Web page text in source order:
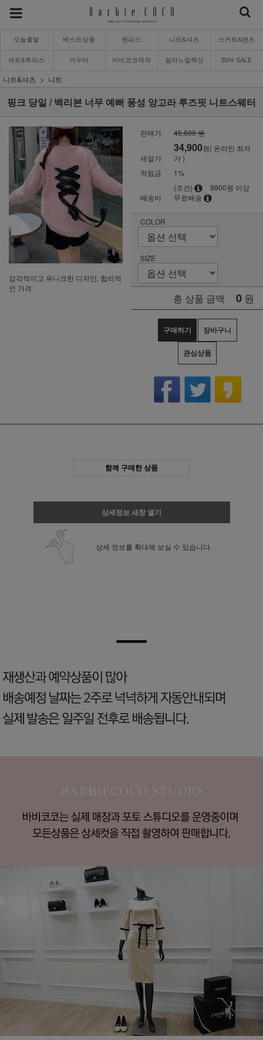
오늘출발 베스트상품 원피스 니트&셔츠 스커트&팬츠
세트&투피스 아우터 바비코코제작 밀라노컬렉션 80% SALE
니트&셔츠 니트
핑크 당일 / 백리본 너무 예뻐 풍성 앙고라 루즈핏 니트스웨터
감각적이고 유니크한 디자인, 합리적
인 가격
판매가 45,600 원
세일가
34,900원( 온라인 최저
가 )
적립금
1%
배송비
(조건)
9900원 이상
무료배송
COLOR
SIZE
총 상품 금액 0 원
구매하기 장바구니
관심상품
함께 구매한 상품
상세정보 새창 열기
상세 정보를 확대해 보실 수 있습니다.